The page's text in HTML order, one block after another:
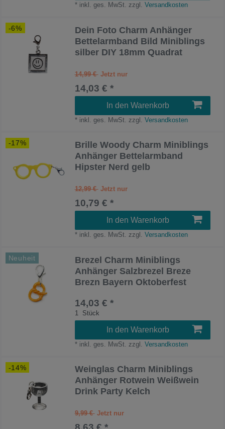
* inkl. ges. MwSt. zzgl. Versandkosten
-6%
Dein Foto Charm Anhänger
Bettelarmband Bild Miniblings
silber DIY 18mm Quadrat
14,99 €
14,03 € *
In den Warenkorb
* inkl. ges. MwSt. zzgl. Versandkosten
-17%
Brille Woody Charm Miniblings
Anhänger Bettelarmband
Hipster Nerd gelb
12,99 €
10,79 € *
In den Warenkorb
* inkl. ges. MwSt. zzgl. Versandkosten
Neuheit
Brezel Charm Miniblings
Anhänger Salzbrezel Breze
Brezn Bayern Oktoberfest
14,03 € *
1 Stück
In den Warenkorb
* inkl. ges. MwSt. zzgl. Versandkosten
-14%
Weinglas Charm Miniblings
Anhänger Rotwein Weißwein
Drink Party Kelch
9,99 €